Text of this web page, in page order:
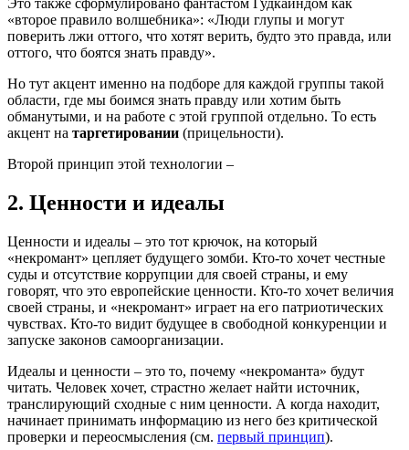
Это также сформулировано фантастом Гудкаиндом как
«второе правило волшебника»: «Люди глупы и могут
поверить лжи оттого, что хотят верить, будто это правда, или
оттого, что боятся знать правду».
Но тут акцент именно на подборе для каждой группы такой
области, где мы боимся знать правду или хотим быть
обманутыми, и на работе с этой группой отдельно. То есть
акцент на таргетировании (прицельности).
Второй принцип этой технологии –
2. Ценности и идеалы
Ценности и идеалы – это тот крючок, на который
«некромант» цепляет будущего зомби. Кто-то хочет честные
суды и отсутствие коррупции для своей страны, и ему
говорят, что это европейские ценности. Кто-то хочет величия
своей страны, и «некромант» играет на его патриотических
чувствах. Кто-то видит будущее в свободной конкуренции и
запуске законов самоорганизации.
Идеалы и ценности – это то, почему «некроманта» будут
читать. Человек хочет, страстно желает найти источник,
транслирующий сходные с ним ценности. А когда находит,
начинает принимать информацию из него без критической
проверки и переосмысления (см. первый принцип).